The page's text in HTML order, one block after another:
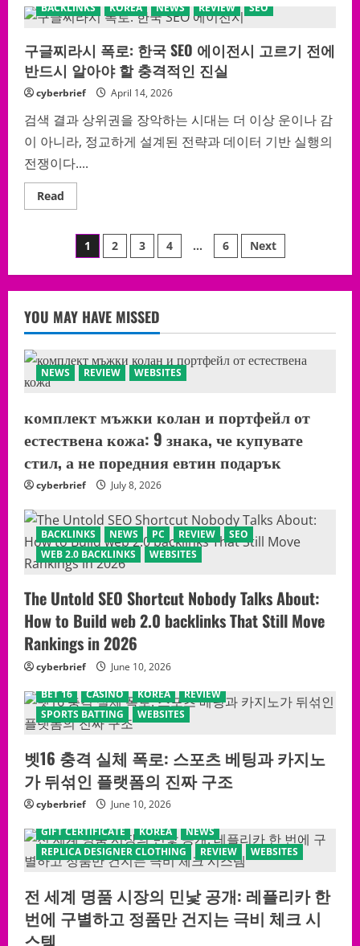
진
만
으
면
100%
당
한
2026
명
품
진
짜
구
별
해
(구
·
샤
넬
롤
렉
스
BACKLINKS KOREA NEWS REVIEW SEO
구글찌라시 폭로: 한국 SEO 에이전시 고르기 전에
반드시 알아야 할 충격적인 진실
cyberbrief April 14, 2026
검색 결과 상위권을 장악하는 시대는 더 이상 운이나 감
이 아니라, 정교하게 설계된 전략과 데이터 기반 실행의
전쟁이다....
Read
more
시
한
국
SEO
전
시
전
반
시
아
충
격
적
인
진
Posts
pagination
1 2 3 4 … 6 Next
YOU MAY HAVE MISSED
NEWS REVIEW WEBSITES
комплект мъжки колан и портфейл от
естествена кожа: 9 знака, че купувате
стил, а не поредния евтин подарък
cyberbrief July 8, 2026
BACKLINKS NEWS PC REVIEW
SEO
WEB 2.0 BACKLINKS
WEBSITES
The Untold SEO Shortcut Nobody Talks About:
How to Build web 2.0 backlinks That Still Move
Rankings in 2026
cyberbrief
June 10, 2026
BET 16
CASINO KOREA
REVIEW
SPORTS BATTING
WEBSITES
벳16 충격 실체 폭로: 스포츠 베팅과 카지노
가 뒤섞인 플랫폼의 진짜 구조
cyberbrief
June 10, 2026
GIFT CERTIFICATE
KOREA
NEWS
REPLICA DESIGNER CLOTHING
REVIEW WEBSITES
전 세계 명품 시장의 민낯 공개: 레플리카 한
번에 구별하고 정품만 건지는 극비 체크 시
스템